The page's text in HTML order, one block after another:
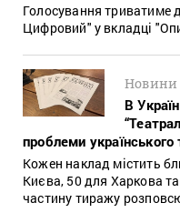
Голосування триватиме
Цифровий" у вкладці
Новини
В
проблеми українського
Кожен наклад містить
Києва, 50 для Харкова
частину тиражу